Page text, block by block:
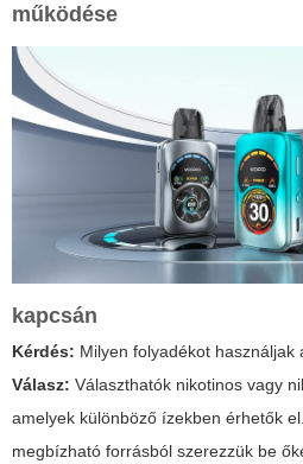
működése
kapcsán
Kérdés: Milyen folyadékot
Válasz: Választhatók nikotinos vagy
amelyek különböző ízekben érhetők
megbízható forrásból szerezzük be